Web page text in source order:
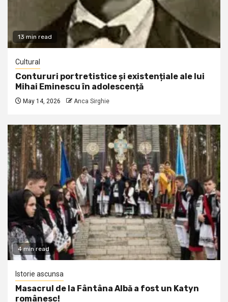
13 min read
Cultural
Contururi portretistice și existențiale ale lui
Mihai Eminescu în adolescență
May 14, 2026 Anca Sirghie
4 min read
Istorie ascunsa
Masacrul de la Fântâna Albă a fost un Katyn
românesc!